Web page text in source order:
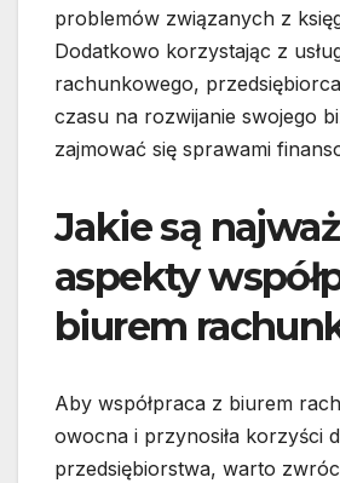
problemów związanych z
Dodatkowo korzystając z
rachunkowego,
czasu na rozwijanie swojego
zajmować się sprawami
Jakie są
aspekty
biurem
Aby współpraca z biurem
owocna i przynosiła korzyści
przedsiębiorstwa, warto